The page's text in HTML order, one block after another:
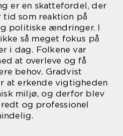
er en skattefordel, der
tid som reaktion på
politiske ændringer. I
så meget fokus på
i dag. Folkene var
at overleve og få
behov. Gradvist
at erkende vigtigheden
miljø, og derfor blev
og professionel